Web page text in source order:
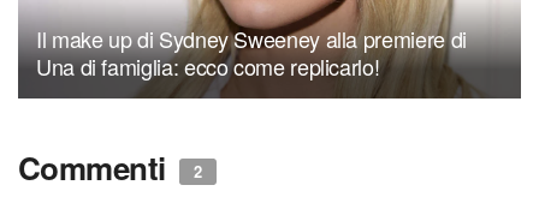
Il make up di Sydney Sweeney alla premiere di
Una di famiglia: ecco come replicarlo!
Commenti 2